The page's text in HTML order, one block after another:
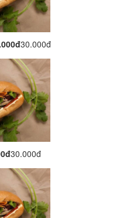
30.000đ
30.000đ